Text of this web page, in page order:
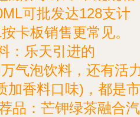
可批发达128支计
卡板销售更常见。
：乐天引进的
气泡饮料，还有活
加香料口味)，都是市
品：芒钾绿茶融合汽